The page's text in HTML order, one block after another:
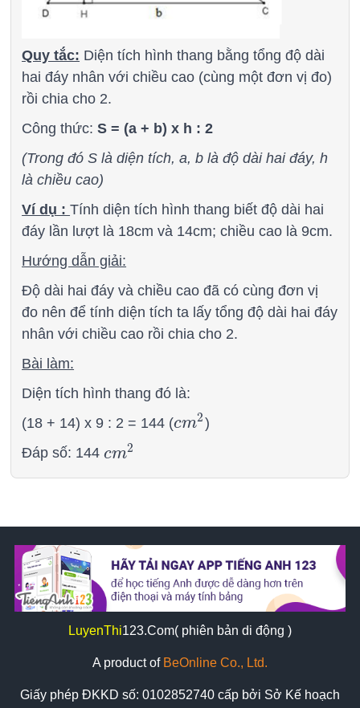
Quy tắc: Diện tích hình thang bằng tổng độ dài
hai đáy nhân với chiều cao (cùng một đơn vị đo)
rồi chia cho 2.
Công thức:S = (a + b) x h : 2
(Trong đó S là diện tích, a, b là độ dài hai đáy, h
là chiều cao)
Ví dụ :Tính diện tích hình thang biết độ dài hai
đáy lần lượt là 18cm và 14cm; chiều cao là 9cm.
Hướng dẫn giải:
Độ dài hai đáy và chiều cao đã có cùng đơn vị
đo nên để tính diện tích ta lấy tổng độ dài hai đáy
nhân với chiều cao rồi chia cho 2.
Bài làm:
Diện tích hình thang đó là:
(18 + 14) x 9 : 2 = 144 (cm2
cm2 )
Đáp số: 144cm2
cm2
LuyenThi123.Com( phiên bản di động )
A product of BeOnline Co., Ltd.
Giấy phép ĐKKD số: 0102852740 cấp bởi Sở Kế hoạch